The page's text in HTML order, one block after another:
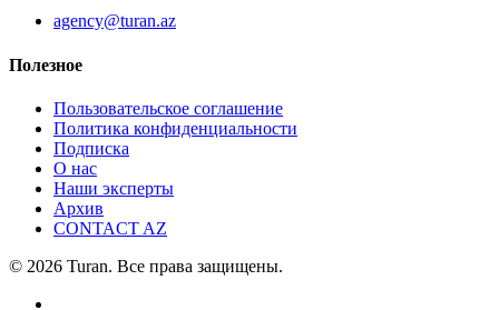
agency@turan.az
Полезное
Пользовательское соглашение
Политика конфиденциальности
Подписка
О нас
Наши эксперты
Архив
CONTACT AZ
© 2026 Turan. Все права защищены.